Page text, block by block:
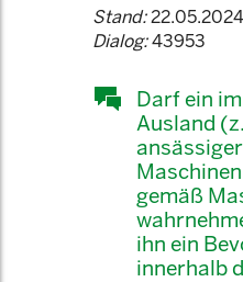
Stand:22.05.2024
Dialog:43953
Darf ein
Ausland
gemäß
ihn ein
innerhalb